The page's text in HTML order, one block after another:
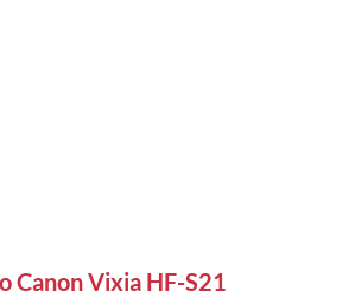
Canon Vixia HF-S21